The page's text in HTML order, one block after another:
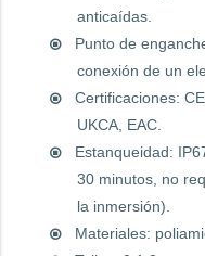
anticaídas.
Punto de
conexión de un
Certificaciones:
UKCA, EAC.
Estanqueidad:
30 minutos, no
la inmersión).
Materiales: